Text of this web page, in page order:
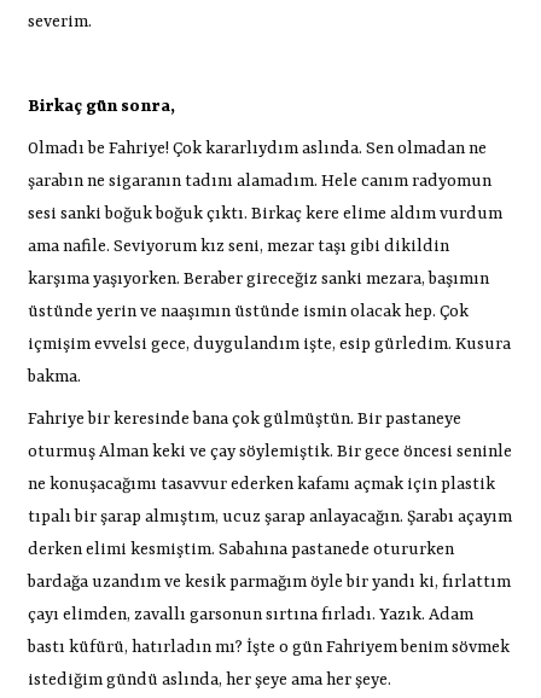
severim.
Birkaç gün sonra,
Olmadı be Fahriye! Çok kararlıydım aslında. Sen olmadan ne
şarabın ne sigaranın tadını alamadım. Hele canım radyomun
sesi sanki boğuk boğuk çıktı. Birkaç kere elime aldım vurdum
ama nafile. Seviyorum kız seni, mezar taşı gibi dikildin
karşıma yaşıyorken. Beraber gireceğiz sanki mezara, başımın
üstünde yerin ve naaşımın üstünde ismin olacak hep. Çok
içmişim evvelsi gece, duygulandım işte, esip gürledim. Kusura
bakma.
Fahriye bir keresinde bana çok gülmüştün. Bir pastaneye
oturmuş Alman keki ve çay söylemiştik. Bir gece öncesi seninle
ne konuşacağımı tasavvur ederken kafamı açmak için plastik
tıpalı bir şarap almıştım, ucuz şarap anlayacağın. Şarabı açayım
derken elimi kesmiştim. Sabahına pastanede otururken
bardağa uzandım ve kesik parmağım öyle bir yandı ki, fırlattım
çayı elimden, zavallı garsonun sırtına fırladı. Yazık. Adam
bastı küfürü, hatırladın mı? İşte o gün Fahriyem benim sövmek
istediğim gündü aslında, her şeye ama her şeye.